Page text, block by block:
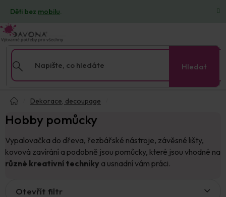
obsah
Děti bez mobilu.
Hledat
Dekorace, decoupage
Hobby pomůcky
Vypalovačka do dřeva, řezbářské nástroje, závěsné lišty,
kovová zavírání a podobně jsou pomůcky, které jsou vhodné na
různé kreativní techniky a usnadní vám práci.
Otevřít filtr